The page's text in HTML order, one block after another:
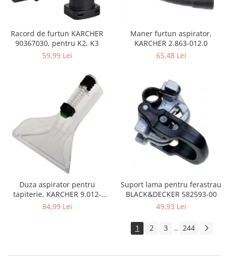
Ambalaje cadouri
Curatenie si intretinere
Racord de furtun KARCHER
90367030, pentru K2, K3
59,99 Lei
Maner furtun aspirator,
KARCHER 2.863-012.0
65,48 Lei
Duza aspirator pentru
tapiterie, KARCHER 9.012-
278.0, SE4001, SE4002, SE5100
84,99 Lei
Suport lama pentru ferastrau
BLACK&DECKER 582593-00
49,93 Lei
1 2 3 ... 244